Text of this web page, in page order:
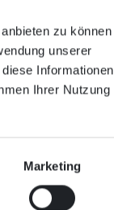
zu können
unserer
Informationen
Ihrer Nutzung
Marketing
Au (Sieg) zu